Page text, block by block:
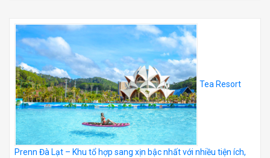
Tea Resort
Prenn Đà Lạt – Khu tổ hợp sang xịn bậc nhất với nhiều tiện ích,